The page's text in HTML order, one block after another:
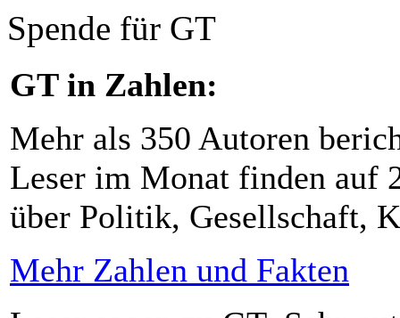
Spende für GT
GT in Zahlen:
Mehr als 350 Autoren
Leser im Monat finden auf
über Politik, Gesellschaft,
Mehr Zahlen und Fakten